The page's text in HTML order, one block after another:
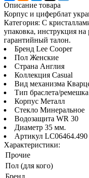
Описание товара
Корпус и циферблат
Категория: С
упаковка, инструкция
гарантийный талон.
Бренд Lee Cooper
Пол Женские
Страна Англия
Коллекция Casual
Вид механизма
Тип браслета/
Корпус Металл
Стекло Минеральное
Водозащита WR 30
Диаметр 35 мм.
Артикул LC06464.490
Характеристики:
Прочие
Пол (для кого)
Бренд